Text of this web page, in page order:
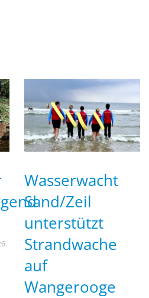
.
Wasserwacht
Sand/Zeil
unterstützt
Strandwache
auf
Wangerooge